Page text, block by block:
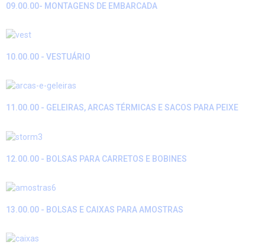
09.00.00- MONTAGENS DE EMBARCADA
10.00.00 - VESTUÁRIO
11.00.00 - GELEIRAS, ARCAS TÉRMICAS E SACOS PARA PEIXE
12.00.00 - BOLSAS PARA CARRETOS E BOBINES
13.00.00 - BOLSAS E CAIXAS PARA AMOSTRAS